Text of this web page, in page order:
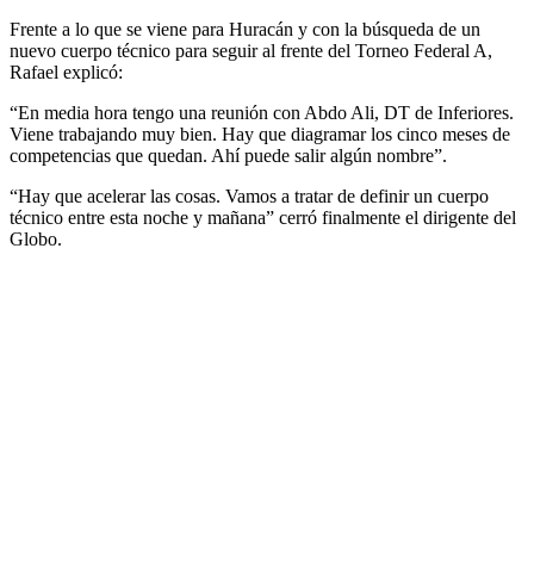
Frente a lo que se viene para Huracán y con la búsqueda de un
nuevo cuerpo técnico para seguir al frente del Torneo Federal A,
Rafael explicó:
“En media hora tengo una reunión con Abdo Ali, DT de Inferiores.
Viene trabajando muy bien. Hay que diagramar los cinco meses de
competencias que quedan. Ahí puede salir algún nombre”.
“Hay que acelerar las cosas. Vamos a tratar de definir un cuerpo
técnico entre esta noche y mañana” cerró finalmente el dirigente del
Globo.